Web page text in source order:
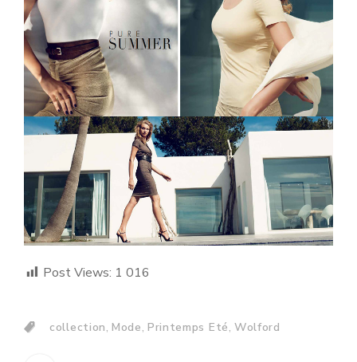
Post Views: 1 016
collection, Mode, Printemps Eté, Wolford